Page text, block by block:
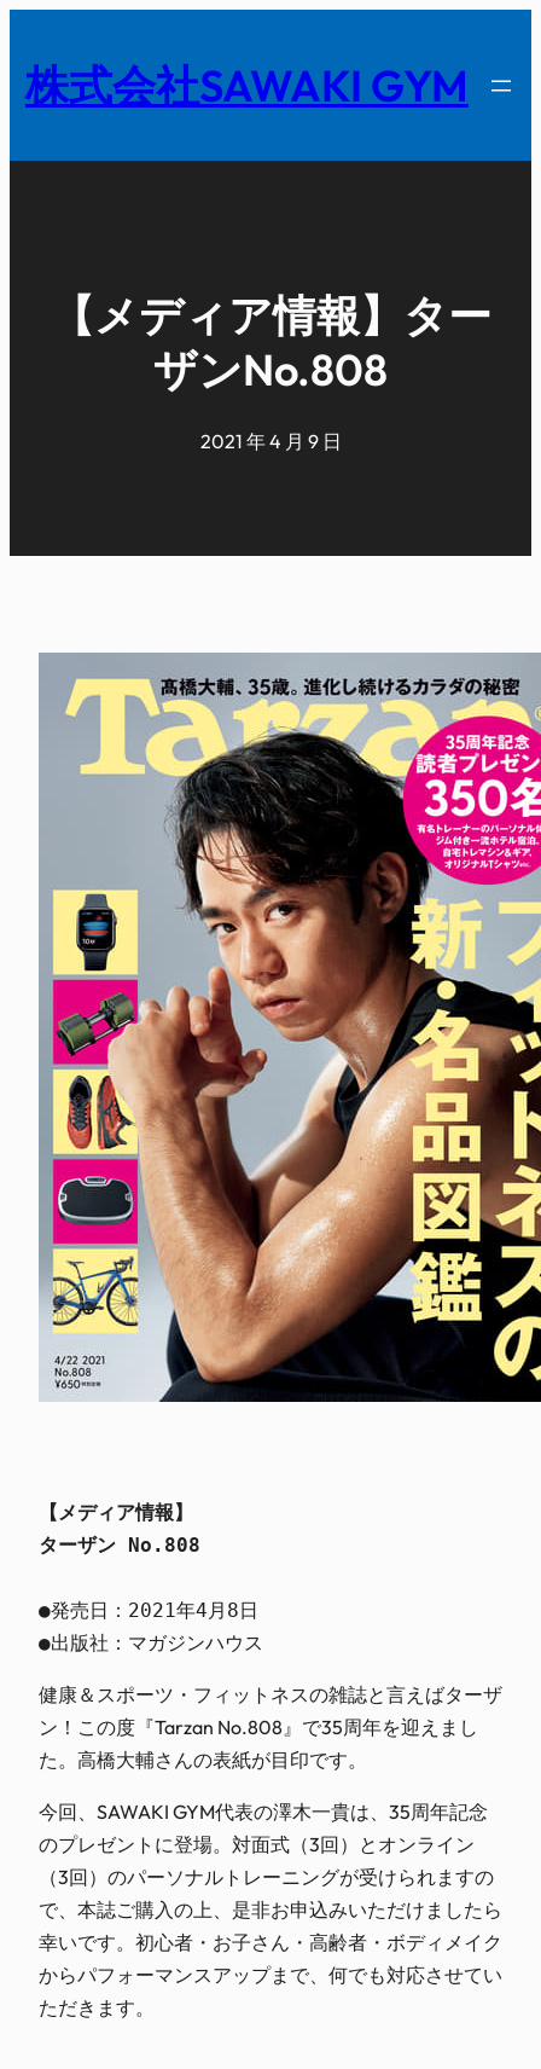
を
キ
株式会社SAWAKI GYM
【メディア情報】ター
ザンNo.808
2021 年 4 月 9 日
【メディア情報】
ターザン No.808
●発売日：2021年4月8日
●出版社：マガジンハウス
健康＆スポーツ・フィットネスの雑誌と言えばターザ
ン！この度『Tarzan No.808』で35周年を迎えまし
た。高橋大輔さんの表紙が目印です。
今回、SAWAKI GYM代表の澤木一貴は、35周年記念
のプレゼントに登場。対面式（3回）とオンライン
（3回）のパーソナルトレーニングが受けられますの
で、本誌ご購入の上、是非お申込みいただけましたら
幸いです。初心者・お子さん・高齢者・ボディメイク
からパフォーマンスアップまで、何でも対応させてい
ただきます。